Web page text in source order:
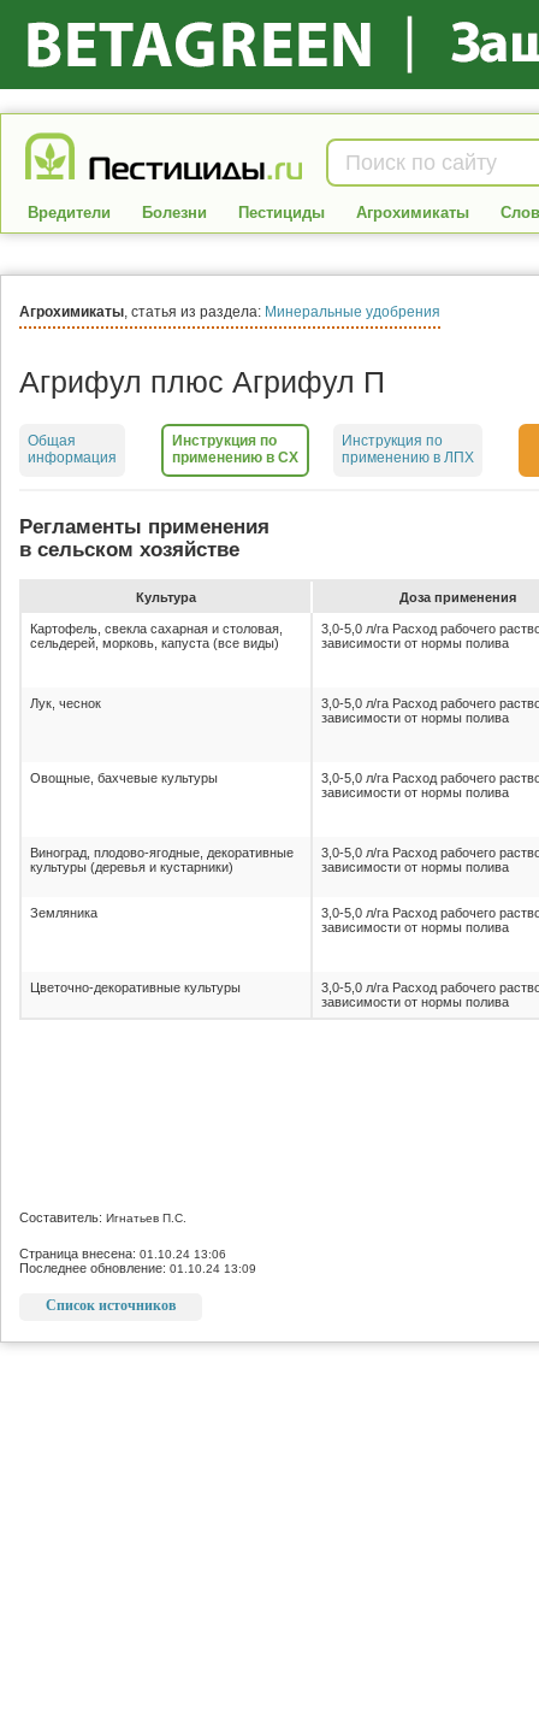
Вредители Болезни Пестициды Агрохимикаты
Агрохимикаты, статья из раздела: Минеральные удобрения
Агрифул плюс Агрифул П
Общая
информация
Инструкция по
применению в СХ
Инструкция по
применению в ЛПХ
Регламенты применения
в сельском хозяйстве
Культура До­за при­ме­не­ния
Картофель, свекла сахарная и столовая,
сельдерей, морковь, капуста (все виды)
3,0-5,0 л/га Расход рабочего
зависимости от нормы полива
Лук, чеснок
3,0-5,0 л/га Расход рабочего
зависимости от нормы полива
Овощные, бахчевые культуры
3,0-5,0 л/га Расход рабочего
зависимости от нормы полива
Виноград, плодово-ягодные, декоративные
культуры (деревья и кустарники)
3,0-5,0 л/га Расход рабочего
зависимости от нормы полива
Земляника
3,0-5,0 л/га Расход рабочего
зависимости от нормы полива
Цветочно-декоративные культуры
3,0-5,0 л/га Расход рабочего
зависимости от нормы полива
Составитель: Игнатьев П.С.
Страница внесена: 01.10.24 13:06
Последнее обновление: 01.10.24 13:09
Список источников